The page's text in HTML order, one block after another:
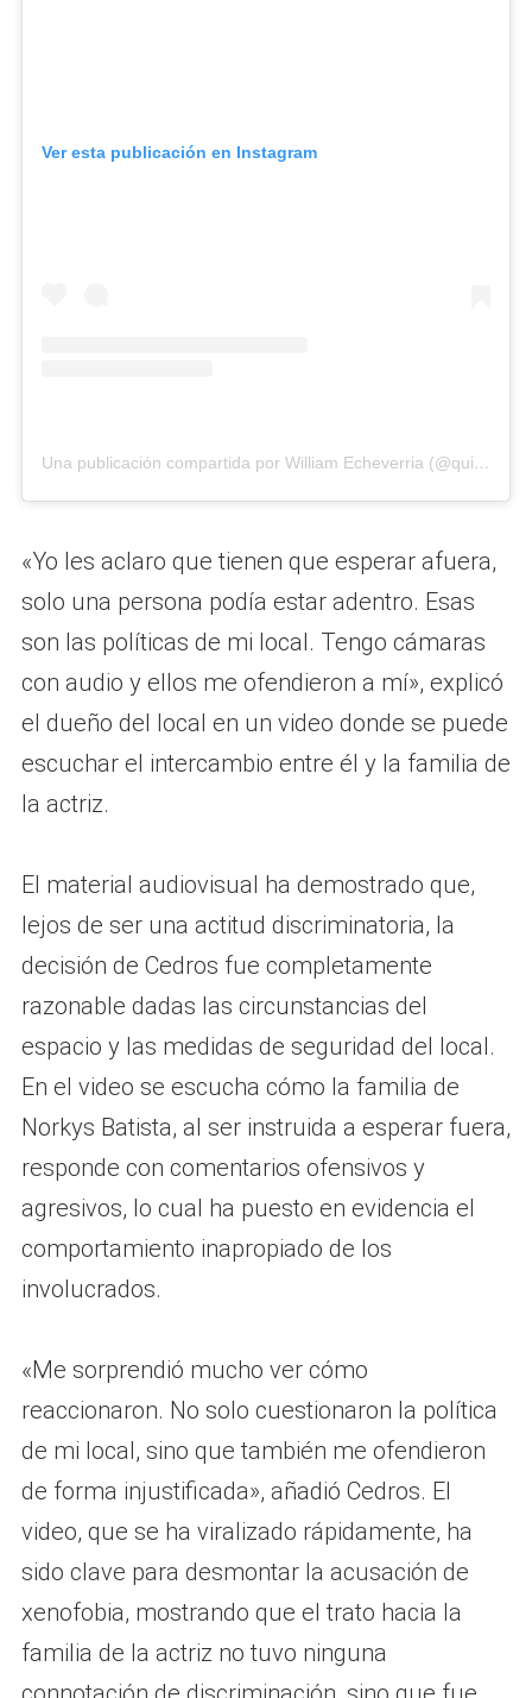
Ver esta publicación en Instagram
Una publicación compartida por William Echeverria (@quijoteando)
«Yo les aclaro que tienen que esperar afuera,
solo una persona podía estar adentro. Esas
son las políticas de mi local. Tengo cámaras
con audio y ellos me ofendieron a mí», explicó
el dueño del local en un video donde se puede
escuchar el intercambio entre él y la familia de
la actriz.
El material audiovisual ha demostrado que,
lejos de ser una actitud discriminatoria, la
decisión de Cedros fue completamente
razonable dadas las circunstancias del
espacio y las medidas de seguridad del local.
En el video se escucha cómo la familia de
Norkys Batista, al ser instruida a esperar fuera,
responde con comentarios ofensivos y
agresivos, lo cual ha puesto en evidencia el
comportamiento inapropiado de los
involucrados.
«Me sorprendió mucho ver cómo
reaccionaron. No solo cuestionaron la política
de mi local, sino que también me ofendieron
de forma injustificada», añadió Cedros. El
video, que se ha viralizado rápidamente, ha
sido clave para desmontar la acusación de
xenofobia, mostrando que el trato hacia la
familia de la actriz no tuvo ninguna